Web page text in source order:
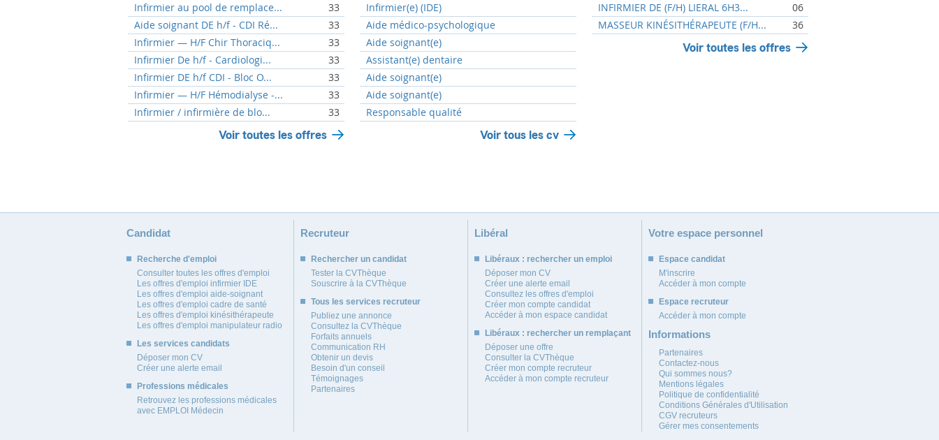
Infirmier au pool de remplace...
33
Aide soignant DE h/f - CDI Ré...
33
Infirmier — H/F Chir Thoraciq...
33
Infirmier De h/f - Cardiologi...
33
Infirmier DE h/f CDI - Bloc O...
33
Infirmier — H/F Hémodialyse -...
33
Infirmier / infirmière de blo...
33
Voir toutes les offres
Infirmier(e) (IDE)
Aide médico-psychologique
Aide soignant(e)
Assistant(e) dentaire
Aide soignant(e)
Aide soignant(e)
Responsable qualité
Voir tous les cv
INFIRMIER DE (F/H) LIERAL 6H3...
06
MASSEUR KINÉSITHÉRAPEUTE (F/H...
36
Voir toutes les offres
Candidat
Recherche d'emploi
Consulter toutes les offres d'emploi
Les offres d'emploi infirmier IDE
Les offres d'emploi aide-soignant
Les offres d'emploi cadre de santé
Les offres d'emploi kinésithérapeute
Les offres d'emploi manipulateur radio
Les services candidats
Déposer mon CV
Créer une alerte email
Professions médicales
Retrouvez les professions médicales
avec EMPLOI Médecin
Recruteur
Rechercher un candidat
Tester la CVThèque
Souscrire à la CVThèque
Tous les services recruteur
Publiez une annonce
Consultez la CVThèque
Forfaits annuels
Communication RH
Obtenir un devis
Besoin d'un conseil
Témoignages
Partenaires
Libéral
Libéraux : rechercher un emploi
Déposer mon CV
Créer une alerte email
Consultez les offres d'emploi
Créer mon compte candidat
Accéder à mon espace candidat
Libéraux : rechercher un remplaçant
Déposer une offre
Consulter la CVThèque
Créer mon compte recruteur
Accéder à mon compte recruteur
Votre espace personnel
Espace candidat
M'inscrire
Accéder à mon compte
Espace recruteur
Accéder à mon compte
Informations
Partenaires
Contactez-nous
Qui sommes nous?
Mentions légales
Politique de confidentialité
Conditions Générales d'Utilisation
CGV recruteurs
Gérer mes consentements